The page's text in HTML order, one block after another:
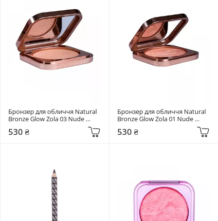
Бронзер для обличчя Natural
Bronze Glow Zola 03 Nude
530 ₴
Бронзер для обличчя Natural
Bronze Glow Zola 01 Nude
530 ₴